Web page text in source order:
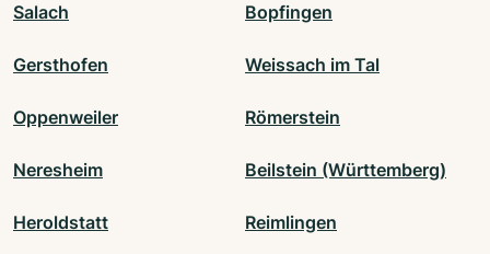
Salach Bopfingen
Gersthofen Weissach im Tal
Oppenweiler Römerstein
Neresheim Beilstein (Württemberg)
Heroldstatt Reimlingen